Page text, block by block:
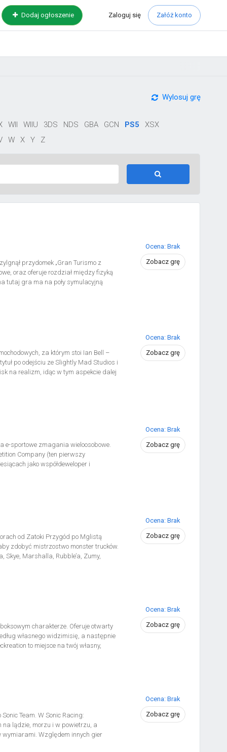
Dodaj ogłoszenie Zaloguj się Załóż konto
Wylosuj grę
WII WIIU 3DS NDS GBA GCN PS5
XSX
W X Y Z
przydomek „Gran Turismo z
oraz oferuje rozdział między fizyką
tutaj gra ma na poły symulacyjną
jazdy. RIDE 6 na premierę oferowało
Ocena: Brak
Zobacz grę
za którym stoi Ian Bell –
po odejściu ze Slightly Mad Studios i
na realizm, idąc w tym aspekcie dalej
doświadczonych graczy.
wyścigowych, podzielonych
Na szczególne wyróżnienie zasługują
Ocena: Brak
Zobacz grę
e-sportowe zmagania wieloosobowe.
Company (ten pierwszy
jako współdeweloper i
na torze. Oznacza to, że
reguły takie jak w
ścinaniu zakrętów).
Ocena: Brak
Zobacz grę
od Zatoki Przygód po Mglistą
zdobyć mistrzostwo monster trucków.
Skye, Marshalla, Rubble’a, Zumy,
Opanuj driftowanie,
Ocena: Brak
Zobacz grę
charakterze. Oferuje otwarty
własnego widzimisię, a następnie
to miejsce na twój własny,
zarówno jazdy, jak i wyścigów. To
ze znajomymi w sieci.
Ocena: Brak
Zobacz grę
Team. W Sonic Racing:
lądzie, morzu i w powietrzu, a
wymiarami. Względem innych gier
Ocena: Brak
Zobacz grę